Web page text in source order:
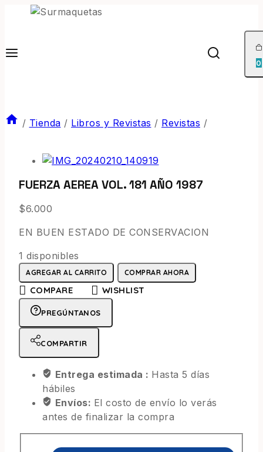
0
/ Tienda / Libros y Revistas / Revistas /
FUERZA AEREA VOL. 181 AÑO 1987
$6.000
EN BUEN ESTADO DE CONSERVACION
1 disponibles
AGREGAR AL CARRITO COMPRAR AHORA
COMPARE WISHLIST
PREGÚNTANOS
COMPARTIR
Entrega estimada : Hasta 5 días
hábiles
Envíos: El costo de envío lo verás
antes de finalizar la compra